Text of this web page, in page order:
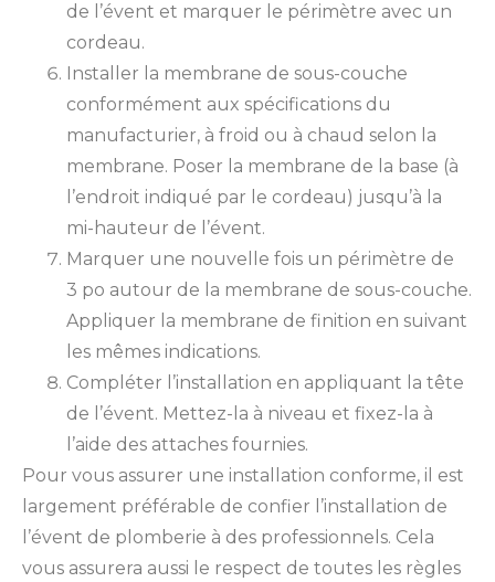
de l’évent et marquer le périmètre avec un
cordeau.
Installer la membrane de sous-couche
conformément aux spécifications du
manufacturier, à froid ou à chaud selon la
membrane. Poser la membrane de la base (à
l’endroit indiqué par le cordeau) jusqu’à la
mi-hauteur de l’évent.
Marquer une nouvelle fois un périmètre de
3 po autour de la membrane de sous-couche.
Appliquer la membrane de finition en suivant
les mêmes indications.
Compléter l’installation en appliquant la tête
de l’évent. Mettez-la à niveau et fixez-la à
l’aide des attaches fournies.
Pour vous assurer une installation conforme, il est
largement préférable de confier l’installation de
l’évent de plomberie à des professionnels. Cela
vous assurera aussi le respect de toutes les règles